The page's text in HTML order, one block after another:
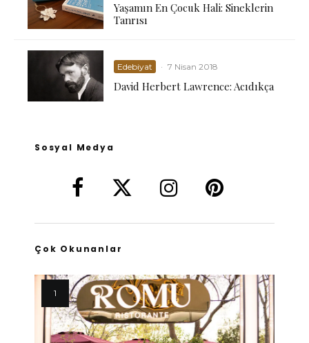
Yaşamın En Çocuk Hali: Sineklerin
Tanrısı
Edebiyat · 7 Nisan 2018
David Herbert Lawrence: Acıdıkça
Sosyal Medya
Çok Okunanlar